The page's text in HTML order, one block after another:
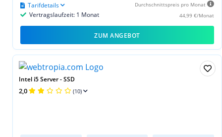
Durchschnittspreis pro Monat
44,99 €/Monat
Vertragslaufzeit: 1 Monat
Tarifdetails
ZUM ANGEBOT
Intel i5 Server - SSD
2,0 (10)